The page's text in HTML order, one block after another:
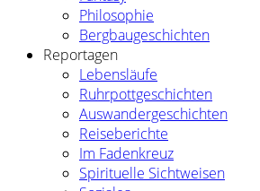
Philosophie
Bergbaugeschichten
Reportagen
Lebensläufe
Ruhrpottgeschichten
Auswandergeschichten
Reiseberichte
Im Fadenkreuz
Spirituelle Sichtweisen